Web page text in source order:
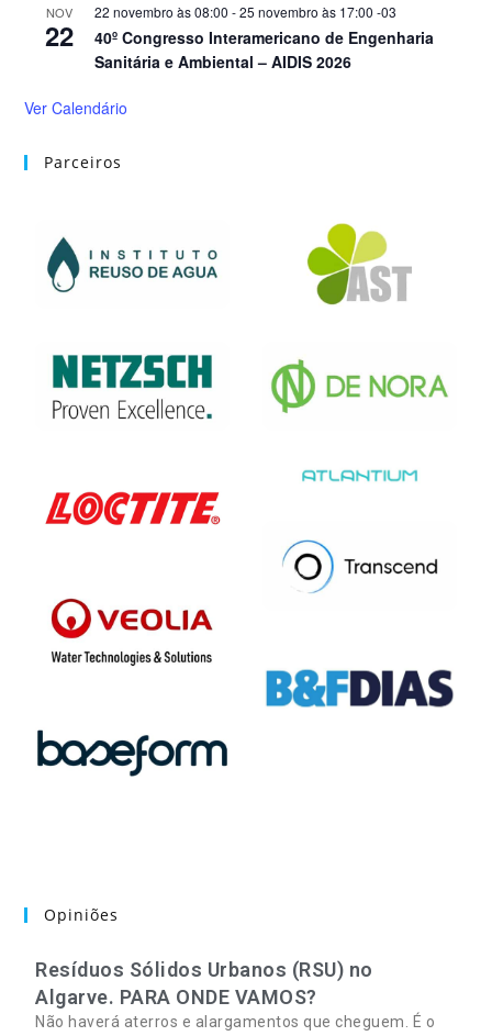
NOV
22
22 novembro às 08:00 -25 novembro às 17:00 -03
40º Congresso Interamericano de Engenharia
Sanitária e Ambiental – AIDIS 2026
Ver Calendário
Parceiros
Opiniões
Resíduos Sólidos Urbanos (RSU) no
Algarve. PARA ONDE VAMOS?
Não haverá aterros e alargamentos que cheguem. É o